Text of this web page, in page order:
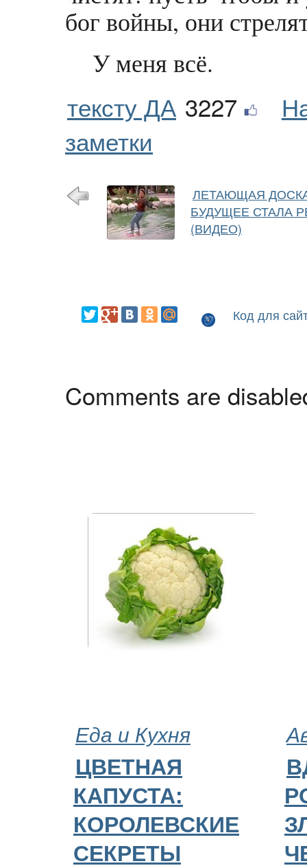
бог войны, они
У меня всё.
тексту ДА 3227
заметки
ЛЕТАЮЩАЯ
БУДУЩЕЕ СТАЛА
(ВИДЕО)
Код для
Comments are
Еда и Кухня
ЦВЕТНАЯ
КАПУСТА:
КОРОЛЕВСКИЕ
СЕКРЕТЫ